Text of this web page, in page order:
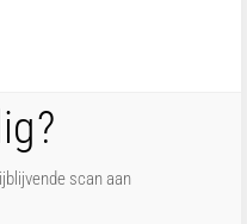
scan aan